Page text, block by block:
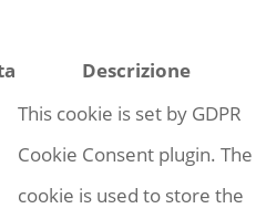
Descrizione
This cookie is set by GDPR
Cookie Consent plugin. The
cookie is used to store the